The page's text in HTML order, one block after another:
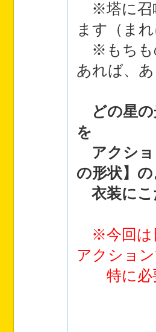
※塔に召
ます（ま
※もちも
あれば、
どの星
を
アクショ
の形状】
衣装にこ
※今回は
アクショ
特に必要